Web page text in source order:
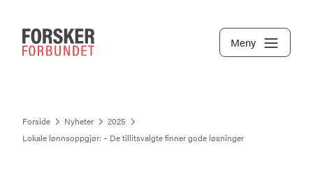
Meny
Forside Nyheter
2025
Lokale lønnsoppgjør: – De tillitsvalgte finner gode løsninger